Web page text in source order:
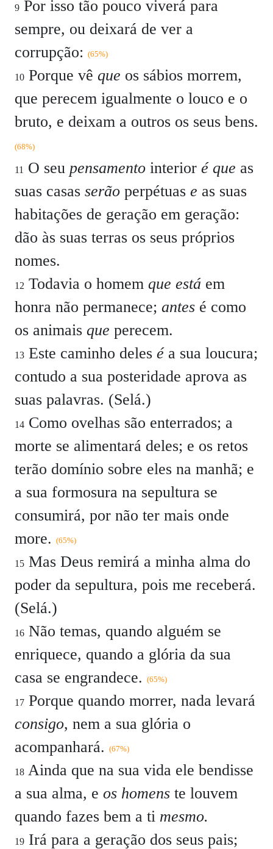
9 Por isso tão pouco viverá para
sempre, ou deixará de ver a
corrupção: (65%)
10 Porque vê que os sábios morrem,
que perecem igualmente o louco e o
bruto, e deixam a outros os seus bens.
(68%)
11 O seu pensamento interior é que as
suas casas serão perpétuas e as suas
habitações de geração em geração:
dão às suas terras os seus próprios
nomes.
12 Todavia o homem que está em
honra não permanece; antes é como
os animais que perecem.
13 Este caminho deles éa sua loucura;
contudo a sua posteridade aprova as
suas palavras. (Selá.)
14 Como ovelhas são enterrados; a
morte se alimentará deles; e os retos
terão domínio sobre eles na manhã; e
a sua formosura na sepultura se
consumirá, por não ter mais onde
more. (65%)
15 Mas Deus remirá a minha alma do
poder da sepultura, pois me receberá.
(Selá.)
16 Não temas, quando alguém se
enriquece, quando a glória da sua
casa se engrandece. (65%)
17 Porque quando morrer, nada levará
consigo, nem a sua glória o
acompanhará. (67%)
18 Ainda que na sua vida ele bendisse
a sua alma, e os homens te louvem
quando fazes bem a ti mesmo.
19 Irá para a geração dos seus pais;